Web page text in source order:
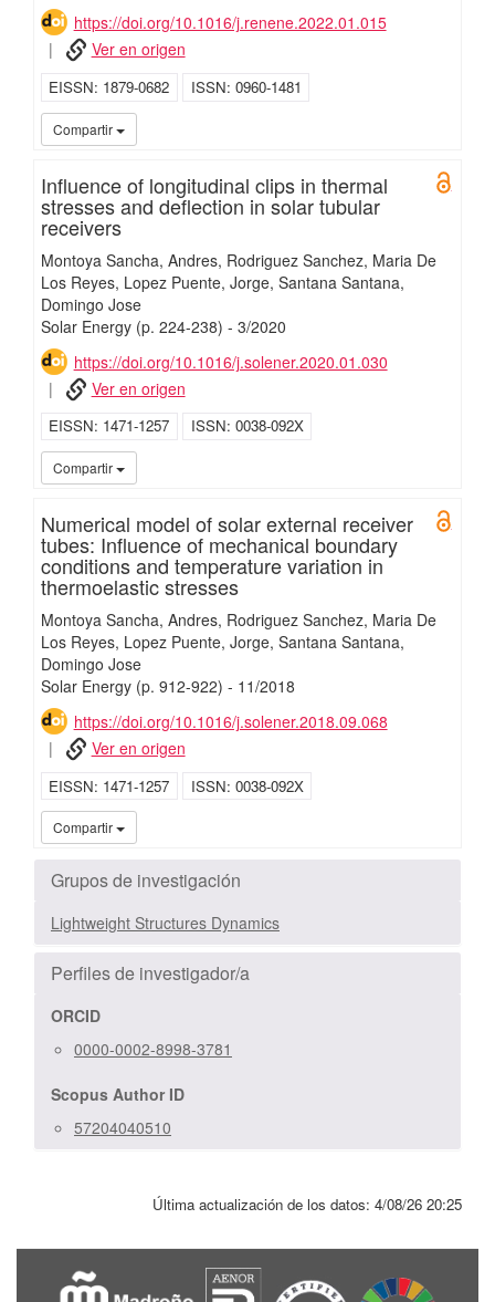
https://doi.org/10.1016/j.renene.2022.01.015
Ver en origen
EISSN 1879-0682 ISSN 0960-1481
Compartir
Influence of longitudinal clips in thermal
stresses and deflection in solar tubular
receivers
Montoya Sancha, Andres Rodriguez Sanchez, Maria De
Los Reyes Lopez Puente, Jorge Santana Santana,
Domingo Jose
Solar Energy (p. 224-238) - 3/2020
https://doi.org/10.1016/j.solener.2020.01.030
Ver en origen
EISSN 1471-1257 ISSN 0038-092X
Compartir
Numerical model of solar external receiver
tubes: Influence of mechanical boundary
conditions and temperature variation in
thermoelastic stresses
Montoya Sancha, Andres Rodriguez Sanchez, Maria De
Los Reyes Lopez Puente, Jorge Santana Santana,
Domingo Jose
Solar Energy (p. 912-922) - 11/2018
https://doi.org/10.1016/j.solener.2018.09.068
Ver en origen
EISSN 1471-1257 ISSN 0038-092X
Compartir
Grupos de investigación
Lightweight Structures Dynamics
Perfiles de investigador/a
ORCID
0000-0002-8998-3781
Scopus Author ID
57204040510
Última actualización de los datos: 4/08/26 20:25